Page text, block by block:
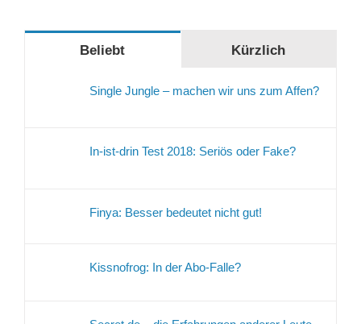
Beliebt Kürzlich
Single Jungle – machen wir uns zum Affen?
In-ist-drin Test 2018: Seriös oder Fake?
Finya: Besser bedeutet nicht gut!
Kissnofrog: In der Abo-Falle?